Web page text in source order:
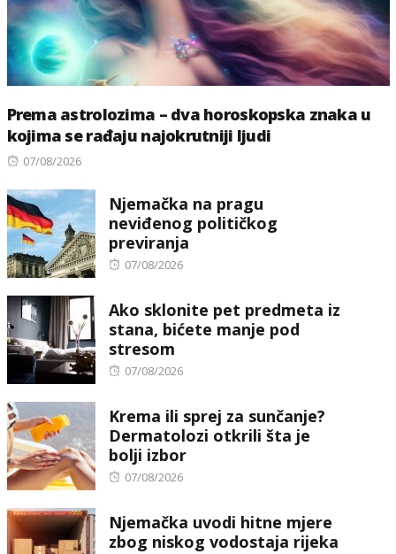
Prema astrolozima – dva horoskopska znaka u
kojima se rađaju najokrutniji ljudi
Posted
07/08/2026
Njemačka na pragu
neviđenog političkog
previranja
Posted
07/08/2026
Ako sklonite pet predmeta iz
stana, bićete manje pod
stresom
Posted
07/08/2026
Krema ili sprej za sunčanje?
Dermatolozi otkrili šta je
bolji izbor
Posted
07/08/2026
Njemačka uvodi hitne mjere
zbog niskog vodostaja rijeka